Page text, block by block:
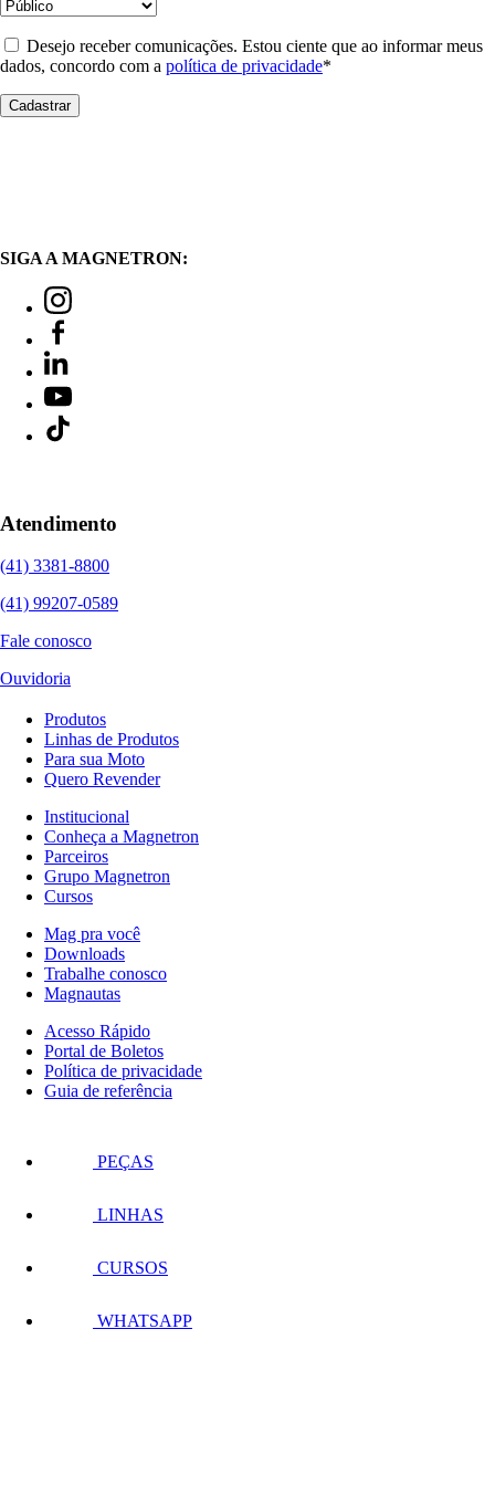
Desejo receber comunicações. Estou ciente que ao informar meus
dados, concordo com a política de privacidade*
SIGA A MAGNETRON:
Atendimento
(41) 3381-8800
(41) 99207-0589
Fale conosco
Ouvidoria
Produtos
Linhas de Produtos
Para sua Moto
Quero Revender
Institucional
Conheça a Magnetron
Parceiros
Grupo Magnetron
Cursos
Mag pra você
Downloads
Trabalhe conosco
Magnautas
Acesso Rápido
Portal de Boletos
Política de privacidade
Guia de referência
PEÇAS
LINHAS
CURSOS
WHATSAPP